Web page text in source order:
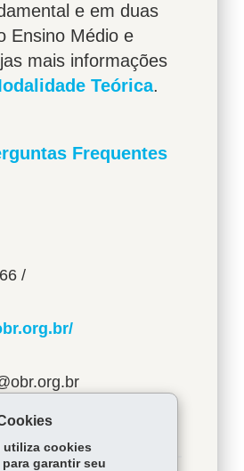
e em duas
Ensino Médio e
mais informações
Teórica.
Frequentes
/
utiliza cookies
garantir seu